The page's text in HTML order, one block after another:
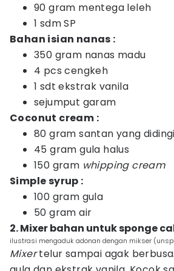
90 gram mentega leleh
1 sdm SP
Bahan isian nanas :
350 gram nanas madu
4 pcs cengkeh
1 sdt ekstrak vanila
sejumput garam
Coconut cream :
80 gram santan yang
45 gram gula halus
150 gram whipping cream
Simple syrup :
100 gram gula
50 gram air
2. Mixer bahan untuk sponge
ilustrasi mengaduk adonan dengan mikser
Mixertelur sampai agak